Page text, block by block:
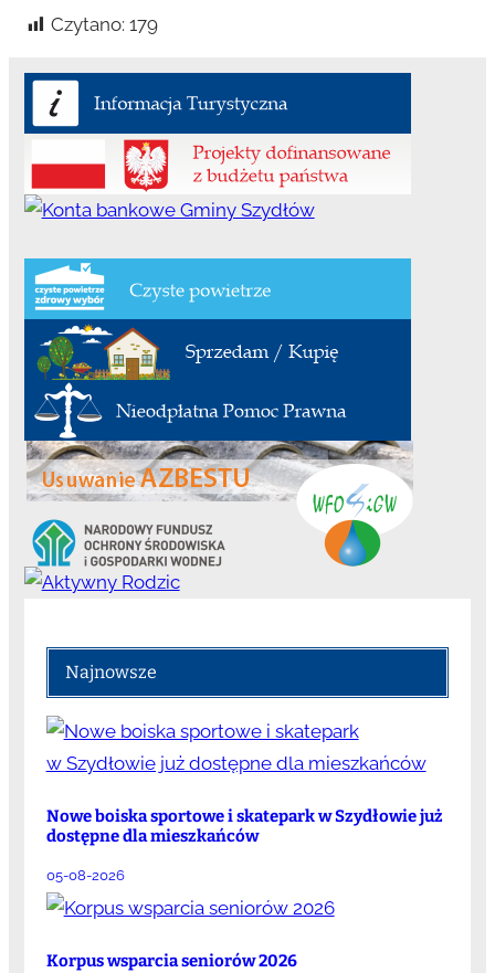
Czytano: 179
Najnowsze
Nowe boiska sportowe i skatepark w Szydłowie już
dostępne dla mieszkańców
05-08-2026
Korpus wsparcia seniorów 2026